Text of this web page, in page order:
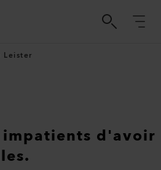
impatients d'avoir